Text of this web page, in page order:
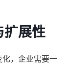
扩展性
，企业需要一